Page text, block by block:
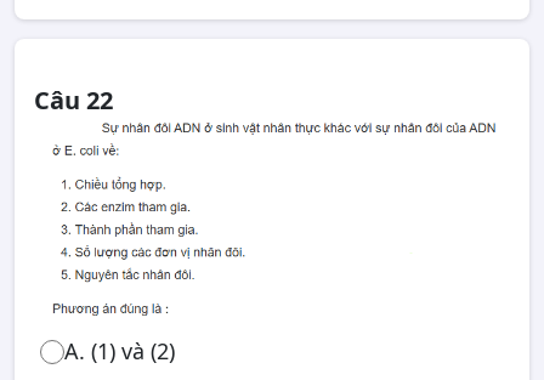
Câu 22
A. (1) và (2)